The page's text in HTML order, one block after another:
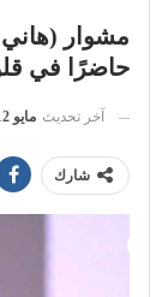
مشوار
حاضرًا في
آخر تحديث مايو 12, 2026
شارك